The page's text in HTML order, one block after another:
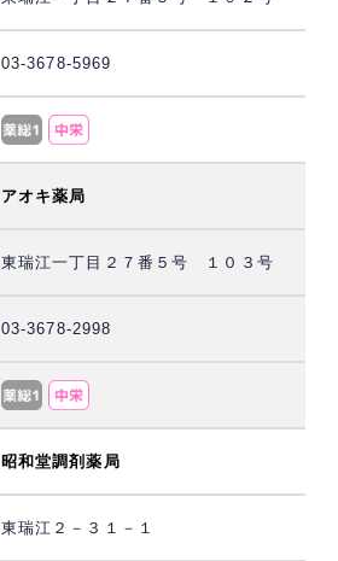
03-3678-5969
アオキ薬局
東瑞江一丁目２７番５号 １０３号
03-3678-2998
昭和堂調剤薬局
東瑞江２－３１－１